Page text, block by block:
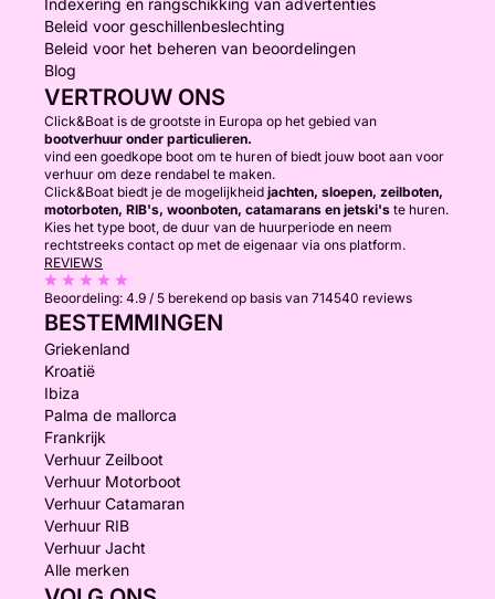
Indexering en rangschikking van advertenties
Beleid voor geschillenbeslechting
Beleid voor het beheren van beoordelingen
Blog
VERTROUW ONS
Click&Boat is de grootste in Europa op het gebied van
bootverhuur onder particulieren.
vind een goedkope boot om te huren of biedt jouw boot aan voor
verhuur om deze rendabel te maken.
Click&Boat biedt je de mogelijkheid jachten, sloepen, zeilboten,
motorboten, RIB's, woonboten, catamarans en jetski's te huren.
Kies het type boot, de duur van de huurperiode en neem
rechtstreeks contact op met de eigenaar via ons platform.
REVIEWS
Beoordeling: 4.9 / 5 berekend op basis van 714540 reviews
BESTEMMINGEN
Griekenland
Kroatië
Ibiza
Palma de mallorca
Frankrijk
Verhuur Zeilboot
Verhuur Motorboot
Verhuur Catamaran
Verhuur RIB
Verhuur Jacht
Alle merken